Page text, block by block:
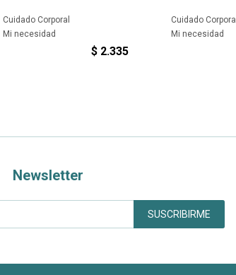
Cuidado Corporal
Mi necesidad
$ 2.335
Cuidado Corporal
Mi necesidad
Newsletter
SUSCRIBIRME